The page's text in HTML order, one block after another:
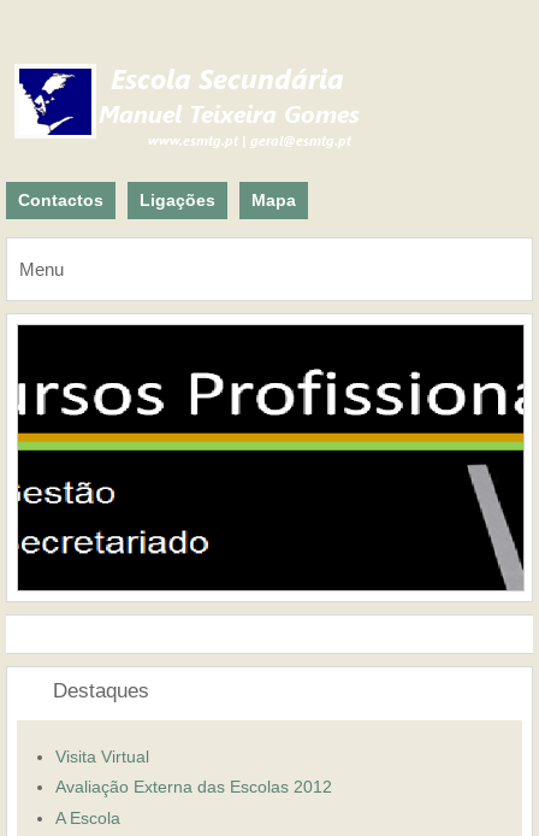
Contactos Ligações Mapa
Menu
Destaques
Visita Virtual
Avaliação Externa das Escolas 2012
A Escola